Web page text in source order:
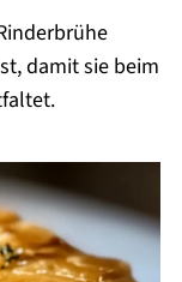
damit sie beim